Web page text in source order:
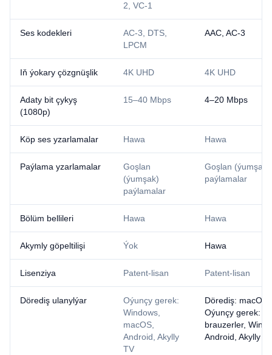
2, VC-1
Ses kodekleri
AC-3, DTS,
LPCM
AAC, AC-3
Iň ýokary çözgnüşlik 4K UHD 4K UHD
Adaty bit çykyş
(1080p)
15–40 Mbps 4–20 Mbps
Köp ses yzarlamalar Hawa Hawa
Paýlama yzarlamalar
Goşlan
(ýumşak)
paýlamalar
Goşlan (ýumşak)
paýlamalar
Bölüm bellileri Hawa Hawa
Akymly göpeltilişi Ýok Hawa
Lisenziya Patent-lisan Patent-lisan
Dörediş ulanylýar
Oýunçy gerek:
Windows,
macOS,
Android, Akylly
TV
Dörediş: macOS,
Oýunçy gerek:
brauzerler,
Android, Akylly